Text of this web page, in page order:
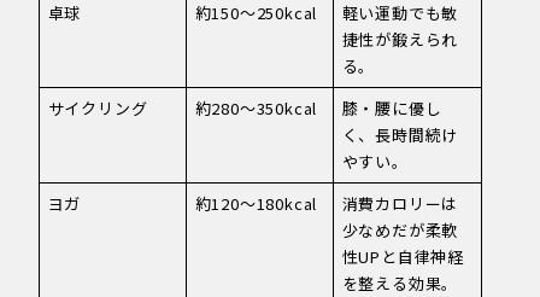
卓球
約150〜250kcal
軽い運動でも敏
捷性が鍛えられ
る。
サイクリング
約280〜350kcal
膝・腰に優し
く、長時間続け
やすい。
ヨガ
約120〜180kcal
消費カロリーは
少なめだが柔軟
性UPと自律神経
を整える効果。